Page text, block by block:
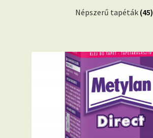
Népszerű tapéták (45)